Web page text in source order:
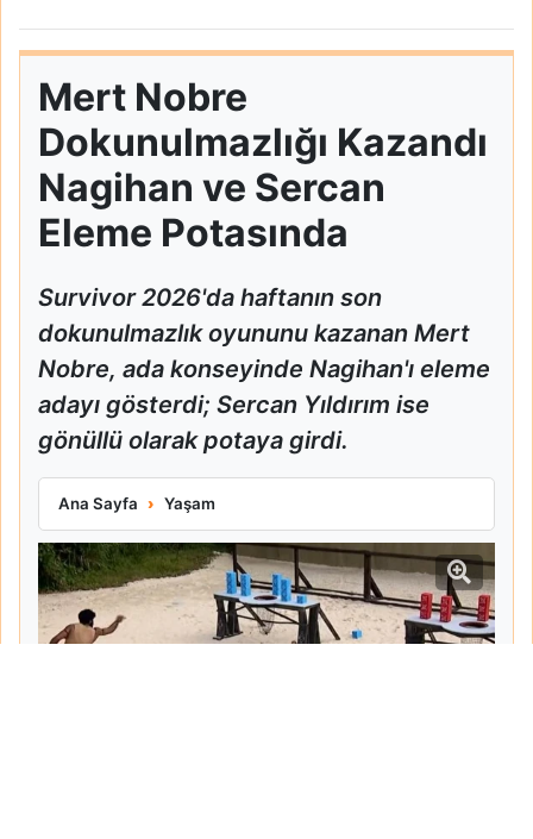
Mert Nobre
Dokunulmazlığı Kazandı
Nagihan ve Sercan
Eleme Potasında
Survivor 2026'da haftanın son
dokunulmazlık oyununu kazanan Mert
Nobre, ada konseyinde Nagihan'ı eleme
adayı gösterdi; Sercan Yıldırım ise
gönüllü olarak potaya girdi.
Ana Sayfa Yaşam
Mert Nobre Dokunulmazlığı Kazandı Nagihan ve Sercan